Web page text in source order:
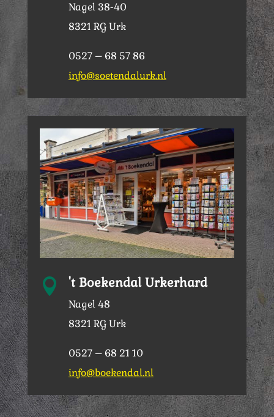
Nagel 38-40
8321 RG Urk
0527 – 68 57 86
info@soetendalurk.nl
 't Boekendal Urkerhard
Nagel 48
8321 RG Urk
0527 – 68 21 10
info@boekendal.nl